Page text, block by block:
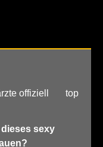
offiziell top
sexy